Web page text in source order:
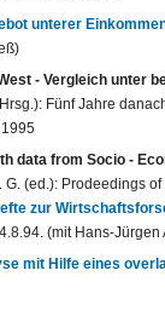
unterer
- Vergleich unter
Fünf Jahre
data from Socio -
G. (ed.): Prodeedings
zur
(mit Hans-Jürgen
mit Hilfe eines